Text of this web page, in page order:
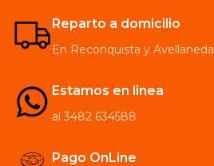
Reparto a domicilio
En Reconquista y Avellaneda
Estamos en linea
al 3482 634588
Pago OnLine